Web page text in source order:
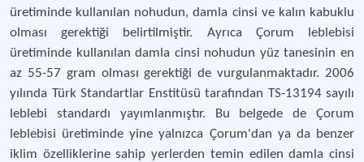
üretiminde kullanılan nohudun, damla cinsi ve kalın kabuklu
olması gerektiği belirtilmiştir. Ayrıca Çorum leblebisi
üretiminde kullanılan damla cinsi nohudun yüz tanesinin en
az 55-57 gram olması gerektiği de vurgulanmaktadır. 2006
yılında Türk Standartlar Enstitüsü tarafından TS-13194 sayılı
leblebi standardı yayımlanmıştır. Bu belgede de Çorum
leblebisi üretiminde yine yalnızca Çorum'dan ya da benzer
iklim özelliklerine sahip yerlerden temin edilen damla cinsi